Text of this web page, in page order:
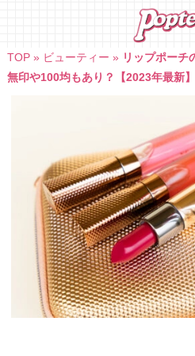
TOP» ビューティー » リップポーチ
無印や100均もあり？【2023年最新】